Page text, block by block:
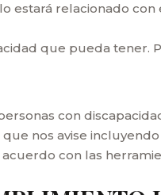
estará relacionado
que pueda tener.
con
nos avise
con las